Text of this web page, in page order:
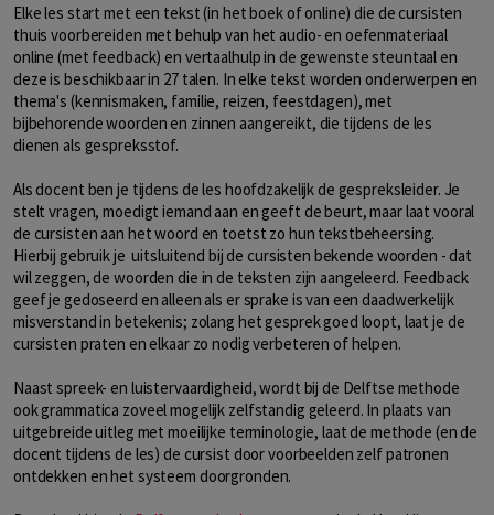
Elke les start met een tekst (in het boek of online) die de cursisten
thuis voorbereiden met behulp van het audio- en oefenmateriaal
online (met feedback) en vertaalhulp in de gewenste steuntaal en
deze is beschikbaar in 27 talen. In elke tekst worden onderwerpen en
thema's (kennismaken, familie, reizen, feestdagen), met
bijbehorende woorden en zinnen aangereikt, die tijdens de les
dienen als gespreksstof.
Als docent ben je tijdens de les hoofdzakelijk de gespreksleider. Je
stelt vragen, moedigt iemand aan en geeft de beurt, maar laat vooral
de cursisten aan het woord en toetst zo hun tekstbeheersing.
Hierbij gebruik je uitsluitend bij de cursisten bekende woorden - dat
wil zeggen, de woorden die in de teksten zijn aangeleerd. Feedback
geef je gedoseerd en alleen als er sprake is van een daadwerkelijk
misverstand in betekenis; zolang het gesprek goed loopt, laat je de
cursisten praten en elkaar zo nodig verbeteren of helpen.
Naast spreek- en luistervaardigheid, wordt bij de Delftse methode
ook grammatica zoveel mogelijk zelfstandig geleerd. In plaats van
uitgebreide uitleg met moeilijke terminologie, laat de methode (en de
docent tijdens de les) de cursist door voorbeelden zelf patronen
ontdekken en het systeem doorgronden.